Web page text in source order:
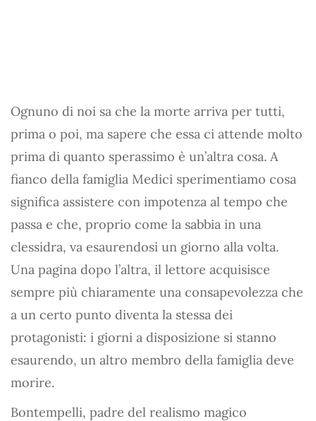
Ognuno di noi sa che la morte arriva per tutti,
prima o poi, ma sapere che essa ci attende molto
prima di quanto sperassimo è un’altra cosa. A
fianco della famiglia Medici sperimentiamo cosa
significa assistere con impotenza al tempo che
passa e che, proprio come la sabbia in una
clessidra, va esaurendosi un giorno alla volta.
Una pagina dopo l’altra, il lettore acquisisce
sempre più chiaramente una consapevolezza che
a un certo punto diventa la stessa dei
protagonisti: i giorni a disposizione si stanno
esaurendo, un altro membro della famiglia deve
morire.
Bontempelli, padre del realismo magico